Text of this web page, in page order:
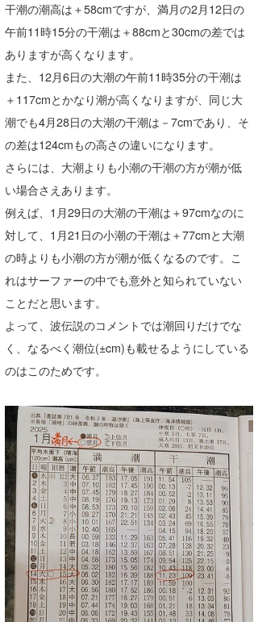
干潮の潮高は＋58cmですが、満月の2月12日の
午前11時15分の干潮は＋88cmと30cmの差では
ありますが高くなります。
また、12月6日の大潮の午前11時35分の干潮は
＋117cmとかなり潮が高くなりますが、同じ大
潮でも4月28日の大潮の干潮は－7cmであり、そ
の差は124cmもの高さの違いになります。
さらには、大潮よりも小潮の干潮の方が潮が低
い場合さえあります。
例えば、1月29日の大潮の干潮は＋97cmなのに
対して、1月21日の小潮の干潮は＋77cmと大潮
の時よりも小潮の方が潮が低くなるのです。こ
れはサーファーの中でも意外と知られていない
ことだと思います。
よって、波伝説のコメントでは潮回りだけでな
く、なるべく潮位(±cm)も載せるようにしている
のはこのためです。